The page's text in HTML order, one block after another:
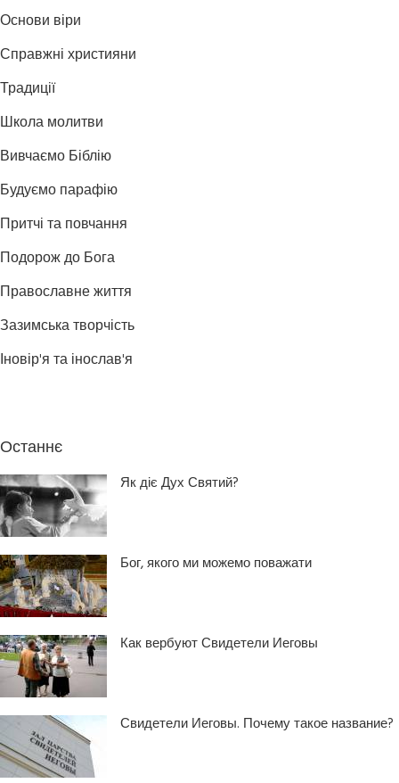
Основи віри
Справжні християни
Традиції
Школа молитви
Вивчаємо Біблію
Будуємо парафію
Притчі та повчання
Подорож до Бога
Православне життя
Зазимська творчість
Іновір'я та інослав'я
Останнє
Як діє Дух Святий?
Бог, якого ми можемо поважати
Как вербуют Свидетели Иеговы
Свидетели Иеговы. Почему такое название?